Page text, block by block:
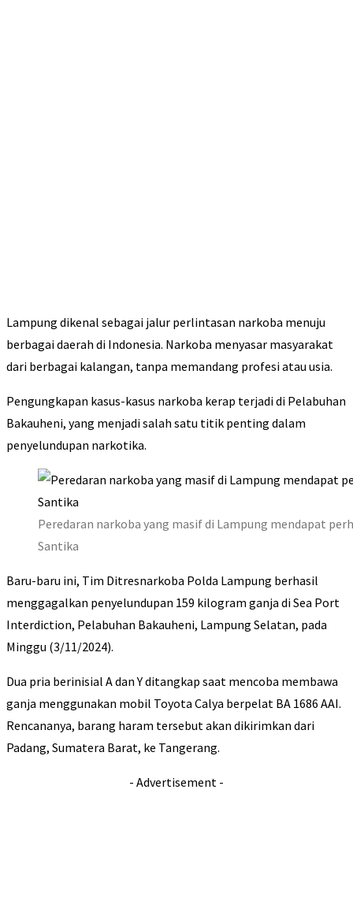
Lampung dikenal sebagai jalur perlintasan narkoba menuju
berbagai daerah di Indonesia. Narkoba menyasar masyarakat
dari berbagai kalangan, tanpa memandang profesi atau usia.
Pengungkapan kasus-kasus narkoba kerap terjadi di Pelabuhan
Bakauheni, yang menjadi salah satu titik penting dalam
penyelundupan narkotika.
Peredaran narkoba yang masif di Lampung mendapat
Santika
Baru-baru ini, Tim Ditresnarkoba Polda Lampung berhasil
menggagalkan penyelundupan 159 kilogram ganja di Sea Port
Interdiction, Pelabuhan Bakauheni, Lampung Selatan, pada
Minggu (3/11/2024).
Dua pria berinisial A dan Y ditangkap saat mencoba membawa
ganja menggunakan mobil Toyota Calya berpelat BA 1686 AAI.
Rencananya, barang haram tersebut akan dikirimkan dari
Padang, Sumatera Barat, ke Tangerang.
- Advertisement -